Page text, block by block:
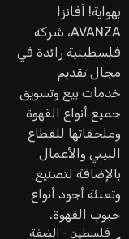
بهواية! اَفانزا
AVANZA، شركة
فلسطينية رائدة في
مجال تقديم
خدمات بيع وتسويق
جميع أنواع القهوة
وملحقاتها للقطاع
البيتي والأعمال
بالإضافة لتصنيع
وتعبئة أجود أنواع
حبوب القهوة.
فلسطين - الضفة